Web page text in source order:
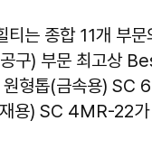
티는 종합 11개 부
공구) 부문 최고상
형톱(금속용) SC
용) SC 4MR-22가